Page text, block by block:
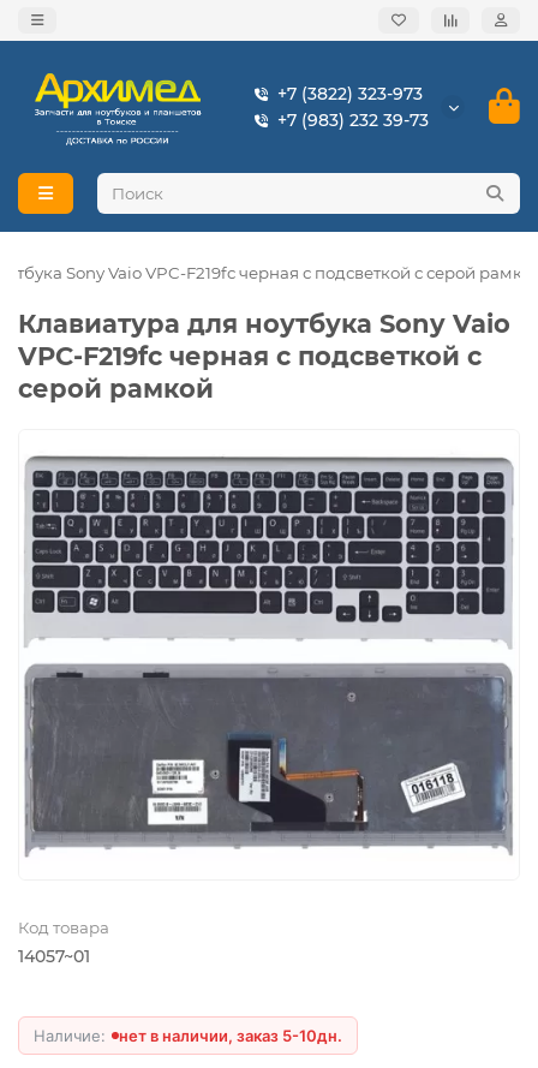
+7 (3822) 323-973
+7 (983) 232 39-73
Sony Vaio VPC-F219fc черная с подсветкой с серой
Клавиатура для ноутбука Sony Vaio
VPC-F219fc черная с подсветкой с
серой рамкой
Код товара
14057~01
нет в наличии, заказ 5-10дн.